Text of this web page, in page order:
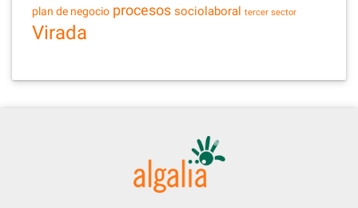
plan de negocio procesos sociolaboral tercer sector
Virada